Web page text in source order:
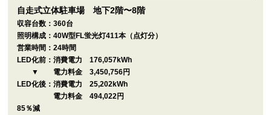
自走式立体駐車場 地下2階〜8階
収容台数：360台
照明構成：40W型FL蛍光灯411本（点灯分）
営業時間：24時間
LED化前：消費電力 176,057kWh
▼ 電力料金 3,450,756円
LED化後：消費電力 25,202kWh
電力料金 494,022円
85％減